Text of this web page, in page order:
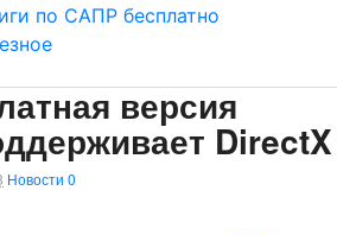
по САПР бесплатно
версия
DirectX
Новости 0